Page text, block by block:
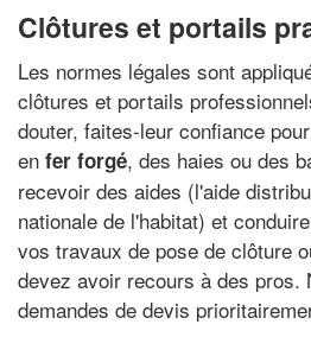
Clôtures et portails
Les normes légales sont
clôtures et portails
douter, faites-leur confiance
en fer forgé, des haies ou des
recevoir des aides (l'aide
nationale de l'habitat) et
vos travaux de pose de clôture
devez avoir recours à des pros.
demandes de devis